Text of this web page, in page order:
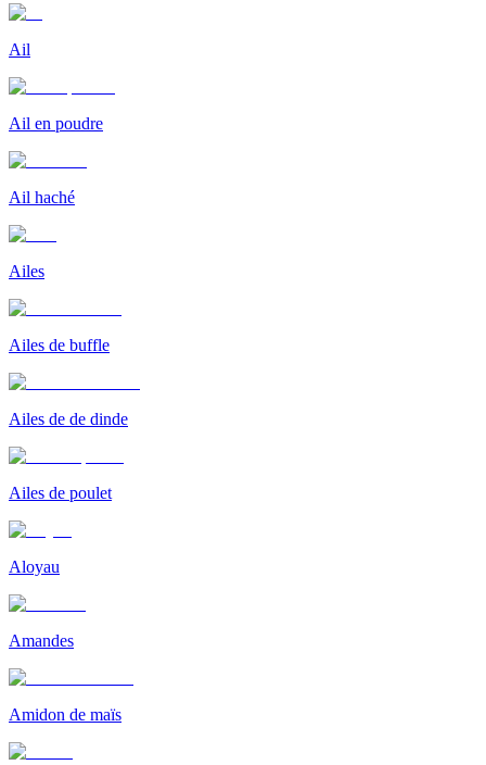
Ail
Ail en poudre
Ail haché
Ailes
Ailes de buffle
Ailes de de dinde
Ailes de poulet
Aloyau
Amandes
Amidon de maïs